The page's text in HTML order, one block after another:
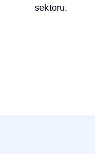
sektoru.